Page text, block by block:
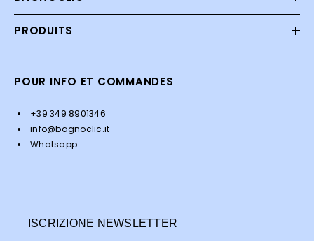
PRODUITS
POUR INFO ET COMMANDES
+39 349 8901346
info@bagnoclic.it
Whatsapp
ISCRIZIONE NEWSLETTER